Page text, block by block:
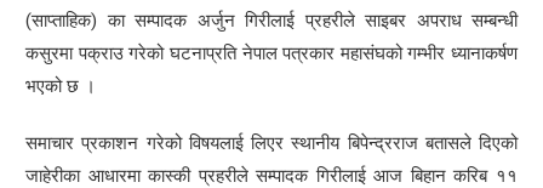
(साप्ताहिक) का सम्पादक अर्जुन गिरीलाई प्रहरीले साइबर अपराध सम्बन्धी
कसुरमा पक्राउ गरेको घटनाप्रति नेपाल पत्रकार महासंघको गम्भीर ध्यानाकर्षण
भएको छ ।
समाचार प्रकाशन गरेको विषयलाई लिएर स्थानीय बिपेन्द्रराज बतासले दिएको
जाहेरीका आधारमा कास्की प्रहरीले सम्पादक गिरीलाई आज बिहान करिब ११